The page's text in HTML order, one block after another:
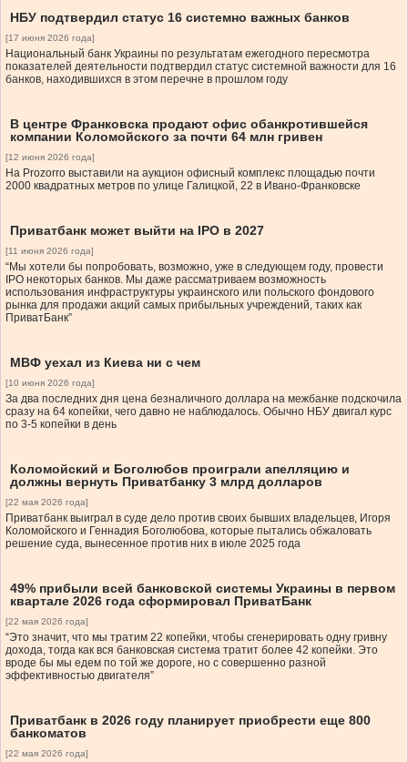
НБУ подтвердил статус 16 системно важных банков
[17 июня 2026 года]
Национальный банк Украины по результатам ежегодного пересмотра
показателей деятельности подтвердил статус системной важности для 16
банков, находившихся в этом перечне в прошлом году
В центре Франковска продают офис обанкротившейся
компании Коломойского за почти 64 млн гривен
[12 июня 2026 года]
На Prozorro выставили на аукцион офисный комплекс площадью почти
2000 квадратных метров по улице Галицкой, 22 в Ивано-Франковске
Приватбанк может выйти на IPO в 2027
[11 июня 2026 года]
“Мы хотели бы попробовать, возможно, уже в следующем году, провести
IPO некоторых банков. Мы даже рассматриваем возможность
использования инфраструктуры украинского или польского фондового
рынка для продажи акций самых прибыльных учреждений, таких как
ПриватБанк”
МВФ уехал из Киева ни с чем
[10 июня 2026 года]
За два последних дня цена безналичного доллара на межбанке подскочила
сразу на 64 копейки, чего давно не наблюдалось. Обычно НБУ двигал курс
по 3-5 копейки в день
Коломойский и Боголюбов проиграли апелляцию и
должны вернуть Приватбанку 3 млрд долларов
[22 мая 2026 года]
Приватбанк выиграл в суде дело против своих бывших владельцев, Игоря
Коломойского и Геннадия Боголюбова, которые пытались обжаловать
решение суда, вынесенное против них в июле 2025 года
49% прибыли всей банковской системы Украины в первом
квартале 2026 года сформировал ПриватБанк
[22 мая 2026 года]
“Это значит, что мы тратим 22 копейки, чтобы сгенерировать одну гривну
дохода, тогда как вся банковская система тратит более 42 копейки. Это
вроде бы мы едем по той же дороге, но с совершенно разной
эффективностью двигателя”
Приватбанк в 2026 году планирует приобрести еще 800
банкоматов
[22 мая 2026 года]